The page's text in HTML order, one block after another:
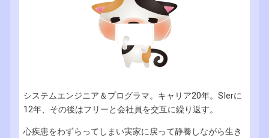
システムエンジニア＆プログラマ。キャリア20年。SIerに
12年、その後はフリーと会社員を交互に繰り返す。
心疾患をわずらってしまい実家に戻って静養しながら生き